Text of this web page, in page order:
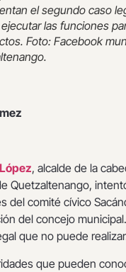
el segundo caso
las funciones
Foto: Facebook
, alcalde de la
Quetzaltenango,
del comité cívico
del concejo
que no puede
que pueden